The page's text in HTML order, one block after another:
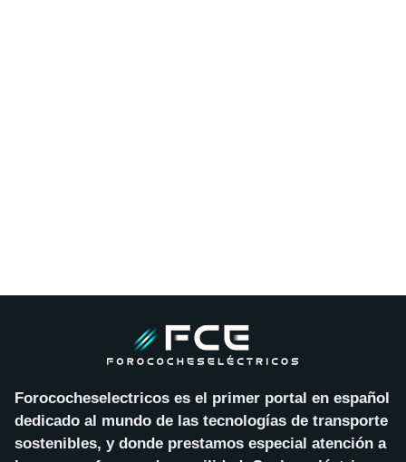
Forococheselectricos es el primer portal en español
dedicado al mundo de las tecnologías de transporte
sostenibles, y donde prestamos especial atención a